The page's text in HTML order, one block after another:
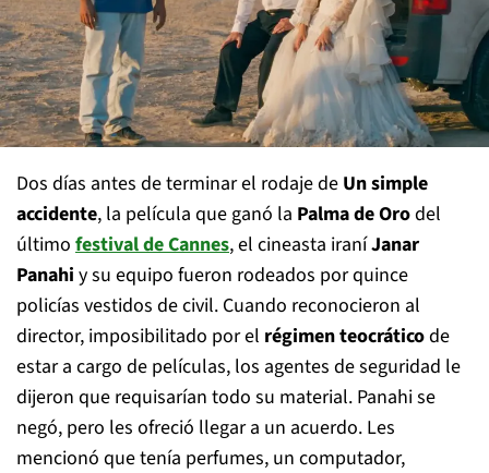
Dos días antes de terminar el rodaje de Un simple
accidente, la película que ganó la Palma de Orodel
último festival de Cannes, el cineasta iraníJanar
Panahi y su equipo fueron rodeados por quince
policías vestidos de civil. Cuando reconocieron al
director, imposibilitado por el régimen teocráticode
estar a cargo de películas, los agentes de seguridad le
dijeron que requisarían todo su material. Panahi se
negó, pero les ofreció llegar a un acuerdo. Les
mencionó que tenía perfumes, un computador,